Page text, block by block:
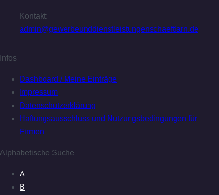
Kontakt:
admin@gewerbeunddienstleistungenschaeftlarn.de
Infos
Dashboard / Meine Einträge
Impressum
Datenschutzerklärung
Haftungsausschluss und Nutzungsbedingungen für
Firmen
Alphabetische Suche
A
B